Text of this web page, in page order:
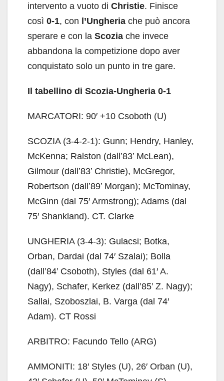
intervento a vuoto di Christie. Finisce
così 0-1, con l’Ungheria che può ancora
sperare e con la Scozia che invece
abbandona la competizione dopo aver
conquistato solo un punto in tre gare.
Il tabellino di Scozia-Ungheria 0-1
MARCATORI: 90′ +10 Csoboth (U)
SCOZIA (3-4-2-1): Gunn; Hendry, Hanley,
McKenna; Ralston (dall’83’ McLean),
Gilmour (dall’83’ Christie), McGregor,
Robertson (dall’89’ Morgan); McTominay,
McGinn (dal 75′ Armstrong); Adams (dal
75′ Shankland). CT. Clarke
UNGHERIA (3-4-3): Gulacsi; Botka,
Orban, Dardai (dal 74′ Szalai); Bolla
(dall’84’ Csoboth), Styles (dal 61′ A.
Nagy), Schafer, Kerkez (dall’85’ Z. Nagy);
Sallai, Szoboszlai, B. Varga (dal 74′
Adam). CT Rossi
ARBITRO: Facundo Tello (ARG)
AMMONITI: 18′ Styles (U), 26′ Orban (U),